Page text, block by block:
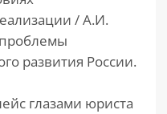
/ А.И.
развития России.
глазами юриста